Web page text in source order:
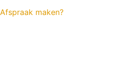
Afspraak maken?